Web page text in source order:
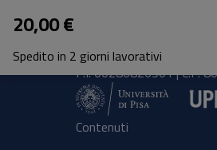
20,00 €
Spedito in 2 giorni lavorativi
Lungarno Pacinotti 43/
emailpress@unipi.it
P.I. 00286820501 | C.F:
Contenuti